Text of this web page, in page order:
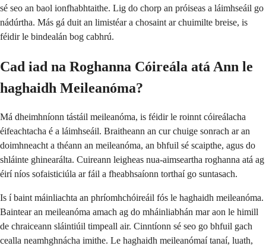
sé seo an baol ionfhabhtaithe. Lig do chorp an próiseas a láimhseáil go
nádúrtha. Más gá duit an limistéar a chosaint ar chuimilte breise, is
féidir le bindealán bog cabhrú.
Cad iad na Roghanna Cóireála atá Ann le
haghaidh Meileanóma?
Má dheimhníonn tástáil meileanóma, is féidir le roinnt cóireálacha
éifeachtacha é a láimhseáil. Braitheann an cur chuige sonrach ar an
doimhneacht a théann an meileanóma, an bhfuil sé scaipthe, agus do
shláinte ghinearálta. Cuireann leigheas nua-aimseartha roghanna atá ag
éirí níos sofaisticiúla ar fáil a fheabhsaíonn torthaí go suntasach.
Is í baint máinliachta an phríomhchóireáil fós le haghaidh meileanóma.
Baintear an meileanóma amach ag do mháinliabhán mar aon le himill
de chraiceann sláintiúil timpeall air. Cinntíonn sé seo go bhfuil gach
cealla neamhghnácha imithe. Le haghaidh meileanómaí tanaí, luath,